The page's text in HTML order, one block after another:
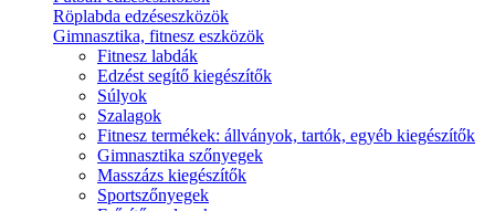
Röplabda edzéseszközök
Gimnasztika, fitnesz eszközök
Fitnesz labdák
Edzést segítő kiegészítők
Súlyok
Szalagok
Fitnesz termékek: állványok, tartók, egyéb kiegészítők
Gimnasztika szőnyegek
Masszázs kiegészítők
Sportszőnyegek